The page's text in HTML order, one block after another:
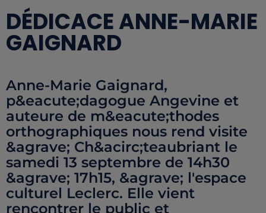
DÉDICACE ANNE-MARIE
GAIGNARD
Anne-Marie Gaignard,
p&eacute;dagogue Angevine et
auteure de m&eacute;thodes
orthographiques nous rend visite
&agrave; Ch&acirc;teaubriant le
samedi 13 septembre de 14h30
&agrave; 17h15, &agrave; l'espace
culturel Leclerc. Elle vient
rencontrer le public et